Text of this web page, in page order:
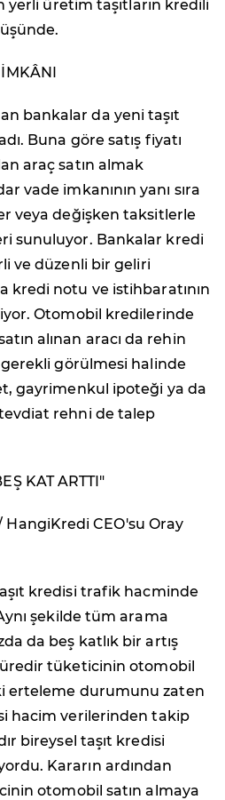
yerli üretim taşıtların kredili
bankalar da yeni taşıt
Buna göre satış fiyatı
araç satın almak
vade imkanının yanı sıra
veya değişken taksitlerle
sunuluyor. Bankalar kredi
ve düzenli bir geliri
kredi notu ve istihbaratının
Otomobil kredilerinde
alınan aracı da rehin
gerekli görülmesi halinde
gayrimenkul ipoteği ya da
rehni de talep
KAT ARTTI"
HangiKredi CEO'su Oray
kredisi trafik hacminde
şekilde tüm arama
da beş katlık bir artış
tüketicinin otomobil
erteleme durumunu zaten
hacim verilerinden takip
bireysel taşıt kredisi
Kararın ardından
otomobil satın almaya